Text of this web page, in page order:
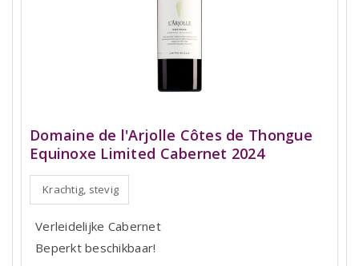
Domaine de l'Arjolle Côtes de Thongue
Equinoxe Limited Cabernet 2024
Krachtig, stevig
Verleidelijke Cabernet
Beperkt beschikbaar!